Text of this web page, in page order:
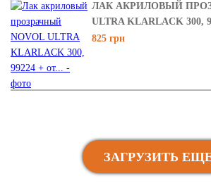
ЛАК АКРИЛОВЫЙ
ULTRA KLARLACK 300,
825 грн
ЗАГРУЗИТЬ